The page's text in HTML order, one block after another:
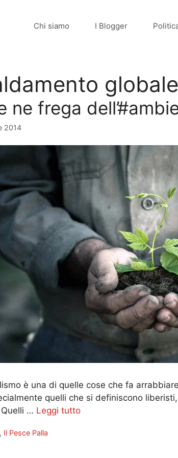
Chi siamo I Blogger
globale
ne frega
2014
è una di quelle cose che fa
quelli che si definiscono
… Leggi tutto
, Il Pesce Palla